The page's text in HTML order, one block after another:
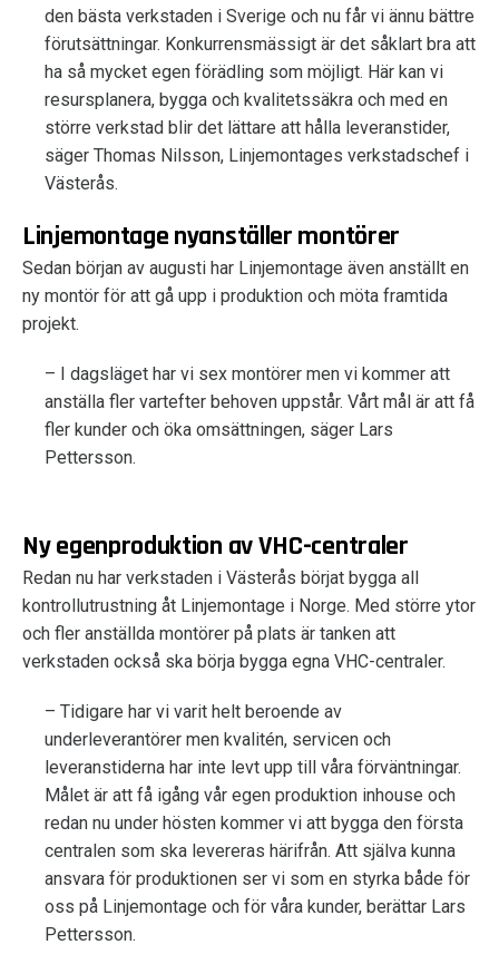
den bästa verkstaden i Sverige och nu får vi ännu bättre
förutsättningar. Konkurrensmässigt är det såklart bra att
ha så mycket egen förädling som möjligt. Här kan vi
resursplanera, bygga och kvalitetssäkra och med en
större verkstad blir det lättare att hålla leveranstider,
säger Thomas Nilsson, Linjemontages verkstadschef i
Västerås.
Linjemontage nyanställer montörer
Sedan början av augusti har Linjemontage även anställt en
ny montör för att gå upp i produktion och möta framtida
projekt.
– I dagsläget har vi sex montörer men vi kommer att
anställa fler vartefter behoven uppstår. Vårt mål är att få
fler kunder och öka omsättningen, säger Lars
Pettersson.
Ny egenproduktion av VHC-centraler
Redan nu har verkstaden i Västerås börjat bygga all
kontrollutrustning åt Linjemontage i Norge. Med större ytor
och fler anställda montörer på plats är tanken att
verkstaden också ska börja bygga egna VHC-centraler.
– Tidigare har vi varit helt beroende av
underleverantörer men kvalitén, servicen och
leveranstiderna har inte levt upp till våra förväntningar.
Målet är att få igång vår egen produktion inhouse och
redan nu under hösten kommer vi att bygga den första
centralen som ska levereras härifrån. Att själva kunna
ansvara för produktionen ser vi som en styrka både för
oss på Linjemontage och för våra kunder, berättar Lars
Pettersson.